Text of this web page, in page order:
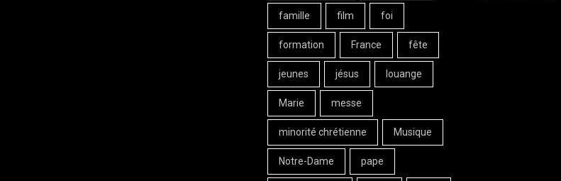
famille film foi
formation France fête
jeunes jésus louange
Marie messe
minorité chrétienne Musique
Notre-Dame pape